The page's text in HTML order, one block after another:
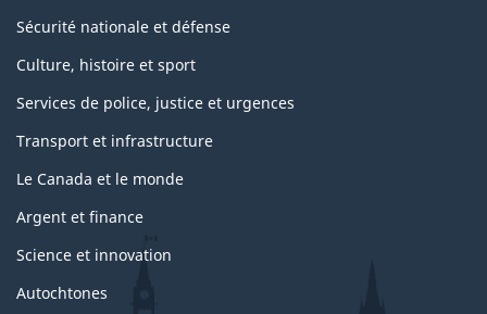
Sécurité nationale et défense
Culture, histoire et sport
Services de police, justice et urgences
Transport et infrastructure
Le Canada et le monde
Argent et finance
Science et innovation
Autochtones